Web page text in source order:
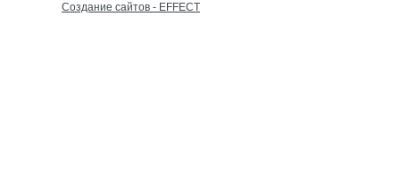
Cоздание сайтов - EFFECT